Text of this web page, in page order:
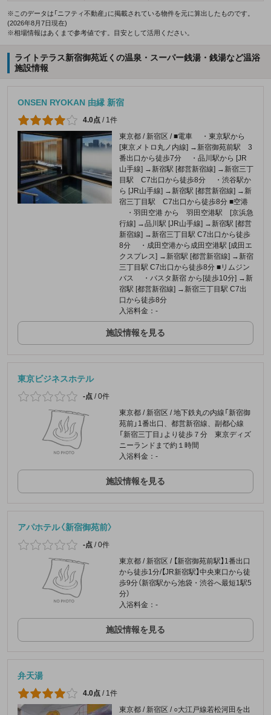
※このデータは「ニフティ不動産」に掲載されている物件を元に算出したものです。
(2026年8月7日現在)
※相場情報はあくまで参考値です。目安として活用ください。
ライトテラス新宿御苑近くの温泉・スーパー銭湯・銭湯など温浴
施設情報
ONSEN RYOKAN 由縁 新宿
4.0点 / 1件
東京都 / 新宿区 / ■電車 ・東京駅から
[東京メトロ丸ノ内線] →新宿御苑前駅 3
番出口から徒歩7分 ・品川駅から [JR
山手線] →新宿駅 [都営新宿線] →新宿三丁
目駅 C7出口から徒歩8分 ・渋谷駅か
ら [JR山手線] →新宿駅 [都営新宿線] →新
宿三丁目駅 C7出口から徒歩8分 ■空港
・羽田空港 から 羽田空港駅 [京浜急
行線] →品川駅 [JR山手線] →新宿駅 [都営
新宿線] →新宿三丁目駅 C7出口から徒歩
8分 ・成田空港から成田空港駅 [成田エ
クスプレス] →新宿駅 [都営新宿線] →新宿
三丁目駅 C7出口から徒歩8分 ■リムジン
バス ・バスタ新宿 から[徒歩10分] →新
宿駅 [都営新宿線] →新宿三丁目駅 C7出
口から徒歩8分
入浴料金：-
施設情報を見る
東京ビジネスホテル
-点 /0件
東京都 / 新宿区 / 地下鉄丸の内線「新宿御
苑前」1番出口、都営新宿線、副都心線
「新宿三丁目」より徒歩７分 東京ディズ
ニーランドまで約１時間
入浴料金：-
施設情報を見る
アパホテル〈新宿御苑前〉
-点 /0件
東京都 / 新宿区 / 【新宿御苑前駅】1番出口
から徒歩1分/【JR新宿駅】中央東口から徒
歩9分（新宿駅から池袋・渋谷へ最短1駅5
分）
入浴料金：-
施設情報を見る
弁天湯
4.0点 / 1件
東京都 / 新宿区 / ○大江戸線若松河田を出